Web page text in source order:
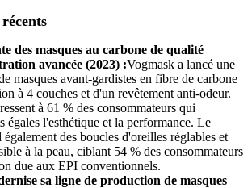
des masques au carbone de qualité
avancée (2023) :Vogmask a lancé une
masques avant-gardistes en fibre de carbone
à 4 couches et d'un revêtement anti-odeur.
à 61 % des consommateurs qui
égales l'esthétique et la performance. Le
des boucles d'oreilles réglables et
à la peau, ciblant 54 % des consommateurs
due aux EPI conventionnels.
sa ligne de production de masques